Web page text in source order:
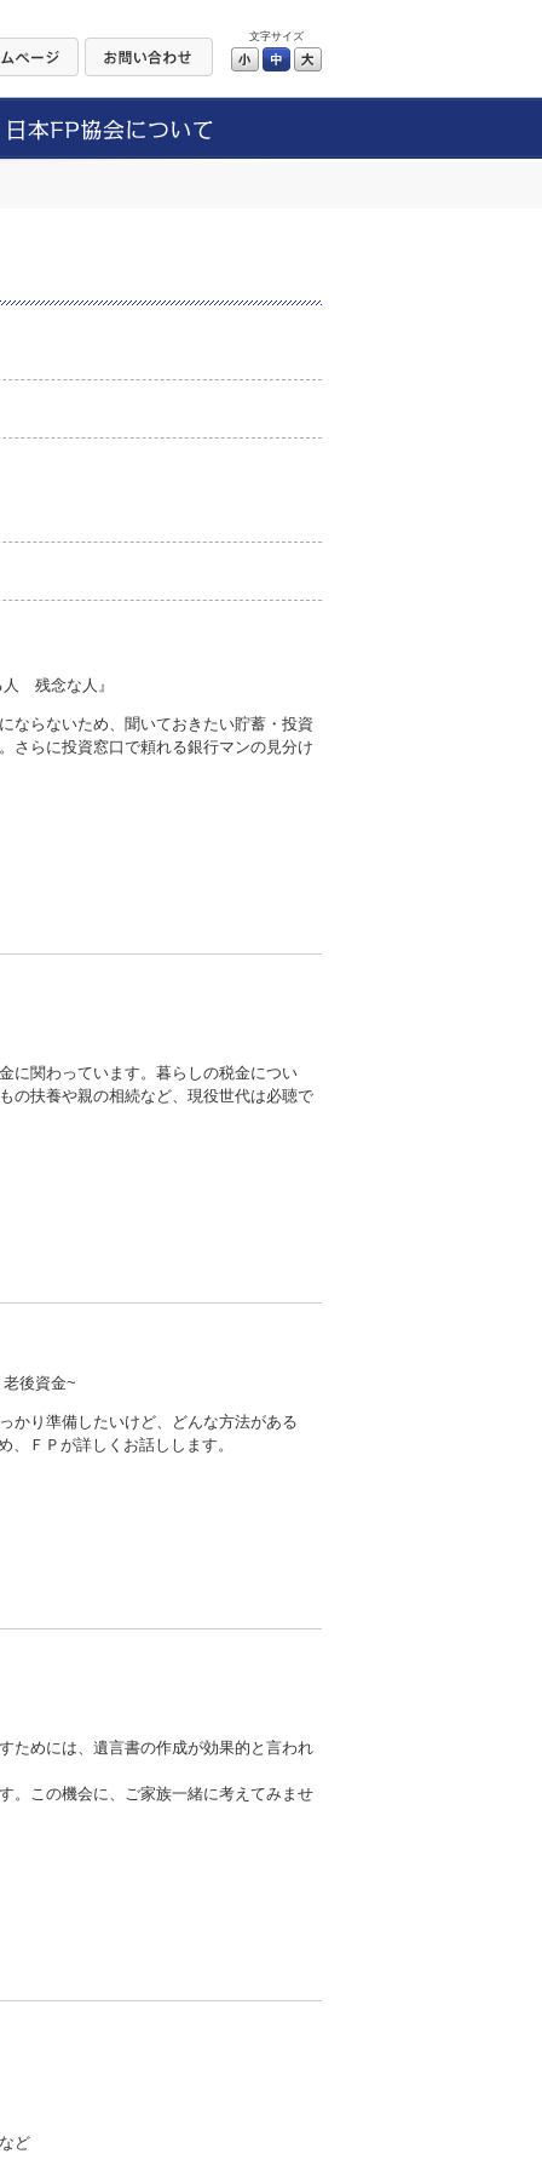
文字サイズ
小 中
人 残念な人』
ならないため、聞いておきたい貯蓄・投資
さらに投資窓口で頼れる銀行マンの見分け
に関わっています。暮らしの税金につい
の扶養や親の相続など、現役世代は必聴で
後資金~
かり準備したいけど、どんな方法がある
ＦＰが詳しくお話しします。
ためには、遺言書の作成が効果的と言われ
。この機会に、ご家族一緒に考えてみませ
ど